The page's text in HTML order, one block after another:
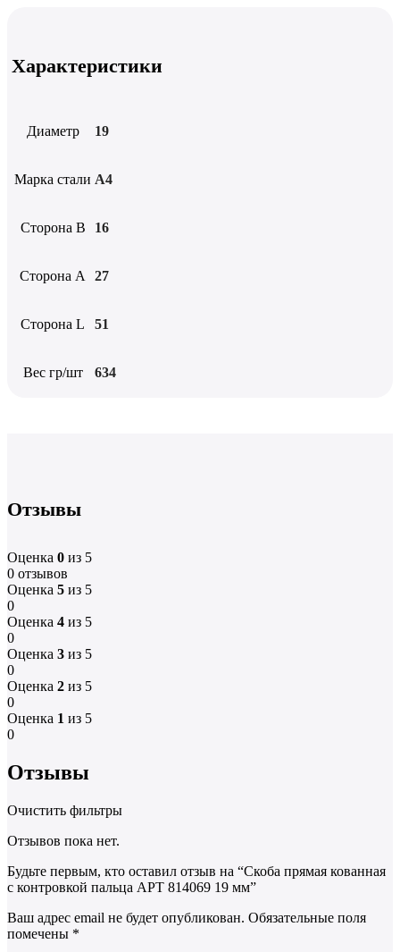
Характеристики
Диаметр 19
Марка стали А4
Сторона B 16
Сторона А 27
Сторона L 51
Вес гр/шт 634
Отзывы
Оценка 0 из 5
0 отзывов
Оценка 5 из 5
0
Оценка 4 из 5
0
Оценка 3 из 5
0
Оценка 2 из 5
0
Оценка 1 из 5
0
Отзывы
Очистить фильтры
Отзывов пока нет.
Будьте первым, кто оставил отзыв на “Скоба прямая кованная
с контровкой пальца АРТ 814069 19 мм”
Ваш адрес email не будет опубликован. Обязательные поля
помечены *